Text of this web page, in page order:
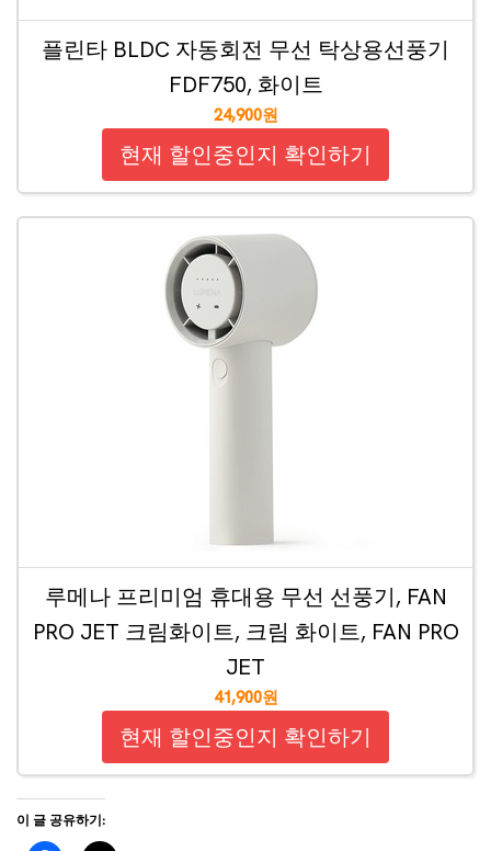
플린타 BLDC 자동회전 무선 탁상용선풍기
FDF750, 화이트
24,900원
현재 할인중인지 확인하기
루메나 프리미엄 휴대용 무선 선풍기, FAN
PRO JET 크림화이트, 크림 화이트, FAN PRO
JET
41,900원
현재 할인중인지 확인하기
이 글 공유하기: